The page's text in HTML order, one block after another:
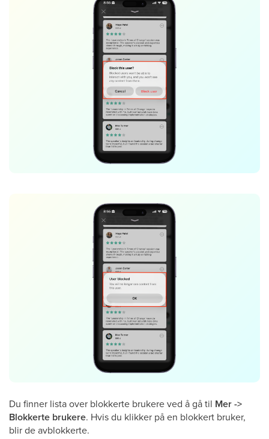
Du finner lista over blokkerte brukere ved å gå til Mer ->
Blokkerte brukere. Hvis du klikker på en blokkert bruker,
blir de avblokkerte.